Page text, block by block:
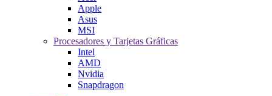
Apple
Asus
MSI
Procesadores y Tarjetas Gráficas
Intel
AMD
Nvidia
Snapdragon